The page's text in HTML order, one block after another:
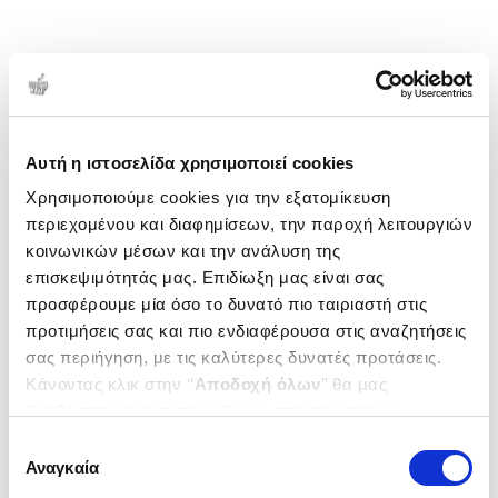
Αυτή η ιστοσελίδα χρησιμοποιεί cookies
Χρησιμοποιούμε cookies για την εξατομίκευση
περιεχομένου και διαφημίσεων, την παροχή λειτουργιών
κοινωνικών μέσων και την ανάλυση της
επισκεψιμότητάς μας. Επιδίωξη μας είναι σας
προσφέρουμε μία όσο το δυνατό πιο ταιριαστή στις
προτιμήσεις σας και πιο ενδιαφέρουσα στις αναζητήσεις
σας περιήγηση, με τις καλύτερες δυνατές προτάσεις.
Κάνοντας κλικ στην ‘’Αποδοχή όλων’’ θα μας
ενδιαφέρουν και να επιλέξετε από τα παρακάτω με την
΄΄και να ενημερωθείτε σχετικά με
συγκατάθεσης
Αναγκαία